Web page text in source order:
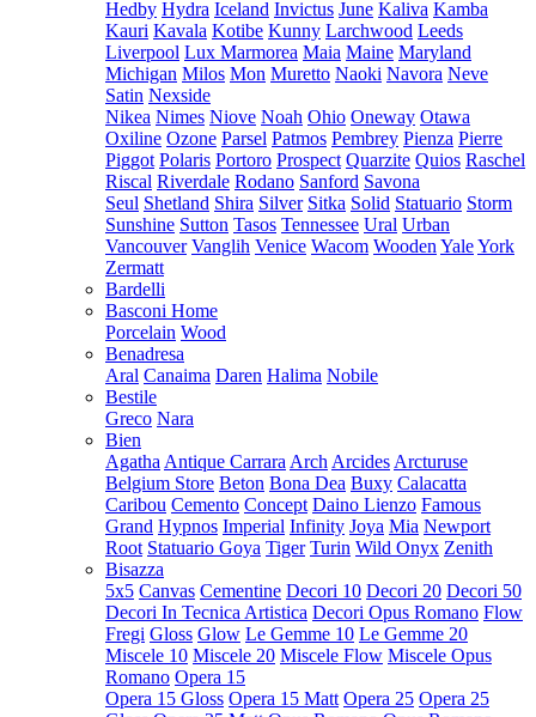
Hedby Hydra Iceland Invictus June Kaliva Kamba
Kauri Kavala Kotibe Kunny Larchwood Leeds
Liverpool Lux Marmorea Maia Maine Maryland
Michigan Milos Mon Muretto Naoki Navora Neve
Satin Nexside
Nikea Nimes Niove Noah Ohio Oneway Otawa
Oxiline Ozone Parsel Patmos Pembrey Pienza Pierre
Piggot Polaris Portoro Prospect Quarzite Quios Raschel
Riscal Riverdale Rodano Sanford Savona
Seul Shetland Shira Silver Sitka Solid Statuario Storm
Sunshine Sutton Tasos Tennessee Ural Urban
Vancouver Vanglih Venice Wacom Wooden YaleYork
Zermatt
Bardelli
Basconi Home
Porcelain Wood
Benadresa
Aral Canaima Daren Halima Nobile
Bestile
Greco Nara
Bien
Agatha Antique Carrara Arch Arcides Arcturuse
Belgium Store Beton Bona Dea Buxy Calacatta
Caribou Cemento Concept Daino Lienzo Famous
Grand Hypnos Imperial Infinity Joya Mia Newport
Root Statuario Goya Tiger Turin Wild Onyx Zenith
Bisazza
5x5 Canvas Cementine Decori 10 Decori 20 Decori 50
Decori In Tecnica Artistica Decori Opus Romano Flow
Fregi Gloss Glow Le Gemme 10 Le Gemme 20
Miscele 10 Miscele 20 Miscele Flow Miscele Opus
Romano Opera 15
Opera 15 Gloss Opera 15 Matt Opera 25 Opera 25